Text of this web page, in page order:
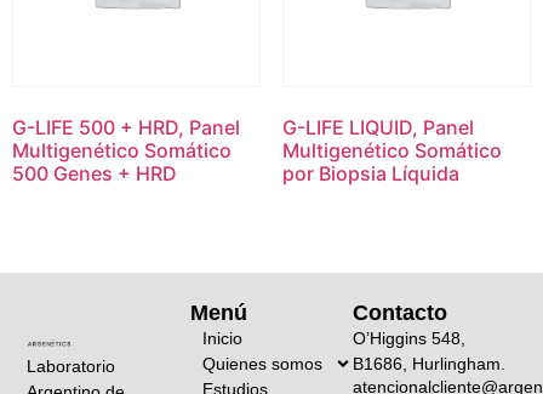
G-LIFE 500 + HRD, Panel
Multigenético Somático
500 Genes + HRD
G-LIFE LIQUID, Panel
Multigenético Somático
por Biopsia Líquida
Laboratorio
Menú
Inicio
Quienes somos
Estudios
Contacto
O’Higgins 548,
B1686, Hurlingham.